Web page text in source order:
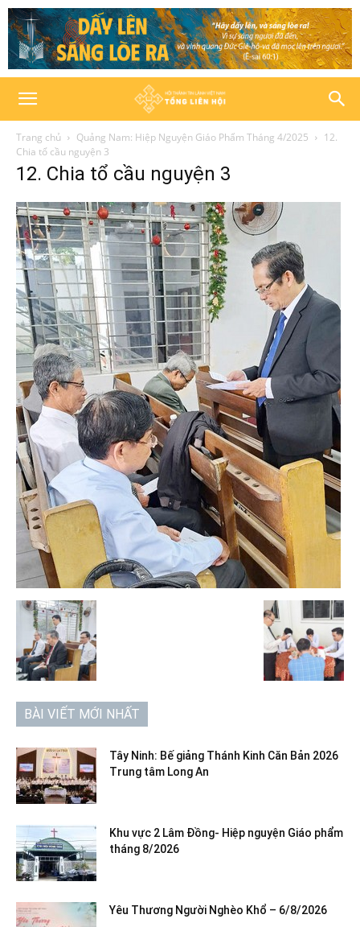
Trang chủ Quảng Nam: Hiệp Nguyện Giáo Phẩm Tháng 4/2025
12.
Chia tổ cầu nguyện 3
12. Chia tổ cầu nguyện 3
BÀI VIẾT MỚI NHẤT
Tây Ninh: Bế giảng Thánh Kinh Căn Bản 2026
Trung tâm Long An
Khu vực 2 Lâm Đồng- Hiệp nguyện Giáo phẩm
tháng 8/2026
Yêu Thương Người Nghèo Khổ – 6/8/2026